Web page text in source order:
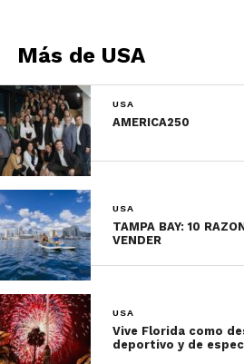
El Studio Tour es una de las
más emblemáticas del
famoso tranvía, los
escenarios reales de
descubren cómo funciona la
cine y la televisión.
Durante el recorrido aparecen:
Más de USA
USA
AMERICA250
USA
TAMPA BAY: 10
VENDER
USA
Vive Florida como
deportivo y de